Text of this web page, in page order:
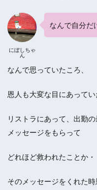
にぼしちゃ
ん
なんで自分だ
なんで思っていたころ、
恩人も大変な目にあって
リストラにあって、出勤
メッセージをもらって
どれほど救われたことか・
そのメッセージをくれた